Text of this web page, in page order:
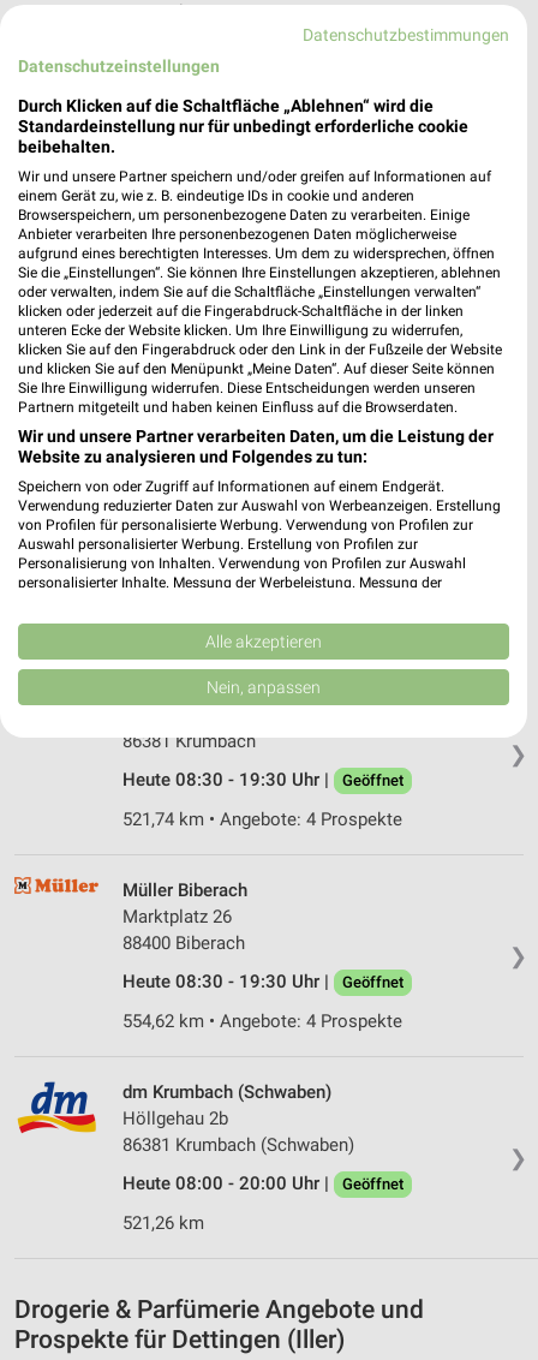
521,78 km
Rossmann Biberach
Heusteige 1/5
88400 Biberach
Heute 08:00 - 20:00 Uhr | Geöffnet
554,75 km • Angebote: 3 Prospekte
Müller Warthausen
Jahnstr. 2
88447 Warthausen
Heute 09:00 - 19:00 Uhr |
Geöffnet
550,91 km • Angebote: 4 Prospekte
Rossmann Ottobeuren
Johannes-Gutenberg-Str. 3 b
87724 Ottobeuren
Heute 08:00 - 20:00 Uhr | Geöffnet
❯
Müller Krumbach
86381 Krumbach
Heute 08:30 - 19:30 Uhr |
Geöffnet
521,74 km • Angebote: 4 Prospekte
❯
Müller Biberach
Marktplatz 26
88400 Biberach
Heute 08:30 - 19:30 Uhr |
Geöffnet
554,62 km • Angebote: 4 Prospekte
❯
dm Krumbach (Schwaben)
Höllgehau 2b
86381 Krumbach (Schwaben)
Heute 08:00 - 20:00 Uhr |
Geöffnet
521,26 km
Drogerie & Parfümerie Angebote und
Prospekte für Dettingen (Iller)
Datenschutzbestimmungen
Datenschutzeinstellungen
Durch Klicken auf die Schaltfläche „Ablehnen“ wird die
Standardeinstellung nur für unbedingt erforderliche cookie
beibehalten.
Wir und unsere Partner speichern und/oder greifen auf Informationen auf
einem Gerät zu, wie z. B. eindeutige IDs in cookie und anderen
Browserspeichern, um personenbezogene Daten zu verarbeiten. Einige
Anbieter verarbeiten Ihre personenbezogenen Daten möglicherweise
aufgrund eines berechtigten Interesses. Um dem zu widersprechen, öffnen
Sie die „Einstellungen“. Sie können Ihre Einstellungen akzeptieren, ablehnen
oder verwalten, indem Sie auf die Schaltfläche „Einstellungen verwalten“
klicken oder jederzeit auf die Fingerabdruck-Schaltfläche in der linken
unteren Ecke der Website klicken. Um Ihre Einwilligung zu widerrufen,
klicken Sie auf den Fingerabdruck oder den Link in der Fußzeile der Website
und klicken Sie auf den Menüpunkt „Meine Daten“. Auf dieser Seite können
Sie Ihre Einwilligung widerrufen. Diese Entscheidungen werden unseren
Partnern mitgeteilt und haben keinen Einfluss auf die Browserdaten.
Wir und unsere Partner verarbeiten Daten, um die Leistung der
Website zu analysieren und Folgendes zu tun:
Speichern von oder Zugriff auf Informationen auf einem Endgerät.
Verwendung reduzierter Daten zur Auswahl von Werbeanzeigen. Erstellung
von Profilen für personalisierte Werbung. Verwendung von Profilen zur
Auswahl personalisierter Werbung. Erstellung von Profilen zur
Personalisierung von Inhalten. Verwendung von Profilen zur Auswahl
personalisierter Inhalte. Messung der Werbeleistung. Messung der
Kombinationen von Daten aus verschiedenen Quellen. Entwicklung und
Verbesserung der Angebote. Verwendung reduzierter Daten zur Auswahl
von Inhalten.
Daten können außerhalb der Europäischen Union weitergegeben und in die
USA gesendet werden.
Website/App.
Partnerliste anzeigen (1 IAB-Anbieter)
Wir nutzen Ihre Daten für folgende Zwecke:
auf einem Endgerät
Verwendung reduzierter Daten zur Auswahl von
Erstellung von Profilen für personalisierte
Verwendung von Profilen zur Auswahl
personalisierter Werbung
Erstellung von Profilen zur Personalisierung
Verwendung von Profilen zur Auswahl
Messung der Performance von Inhalten
Alle akzeptieren
Nein, anpassen